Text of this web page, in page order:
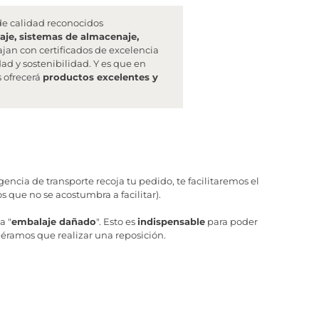
calidad reconocidos
sistemas de almacenaje,
con certificados de excelencia
y sostenibilidad. Y es que en
ofrecerá productos excelentes y
de transporte recoja tu pedido, te facilitaremos el
que no se acostumbra a facilitar).
"embalaje dañado". Esto esindispensablepara poder
que realizar una reposición.